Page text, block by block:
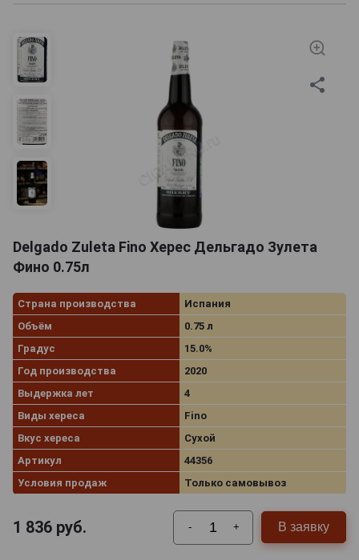
Delgado Zuleta Fino Херес Дельгадо Зулета
Фино 0.75л
Страна производства
Испания
Объём
0.75 л
Градус
15.0%
Год производства
2020
Выдержка лет
4
Виды хереса
Fino
Вкус хереса
Сухой
Артикул
44356
Условия продаж
Только самовывоз
1 836 руб. - + В заявку